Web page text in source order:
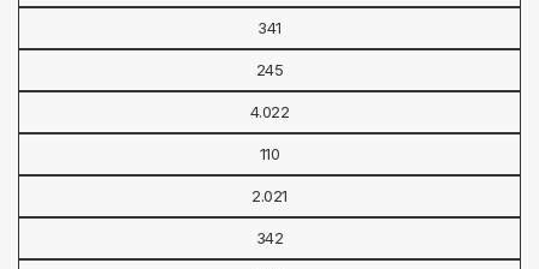
341
245
4.022
110
2.021
342